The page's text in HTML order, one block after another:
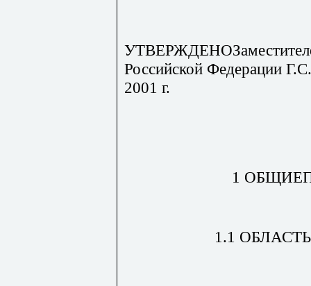
Российской Федерации
2001 г.
1
1.1